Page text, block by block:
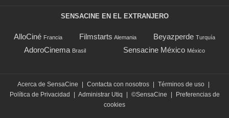
SENSACINE EN EL EXTRANJERO
AlloCiné Francia Filmstarts Alemania Beyazperde Turquía
AdoroCinema Brasil Sensacine México México
Acerca de SensaCine | Contacta con nosotros | Términos de uso |
Política de Privacidad
| Administrar Utiq | ©SensaCine |
Preferencias de
cookies